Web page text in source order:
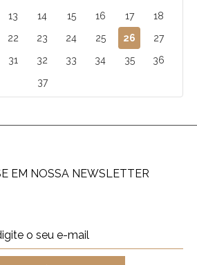
13 14 15 16 17
18
22 23 24 25 26
27
31 32 33 34 35
36
37
EM NOSSA NEWSLETTER